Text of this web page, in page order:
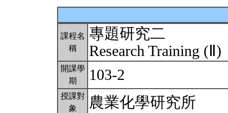
課程名
稱
專題研究二
Research Training (Ⅱ)
開課學
期
103-2
授課對
象
農業化學研究所